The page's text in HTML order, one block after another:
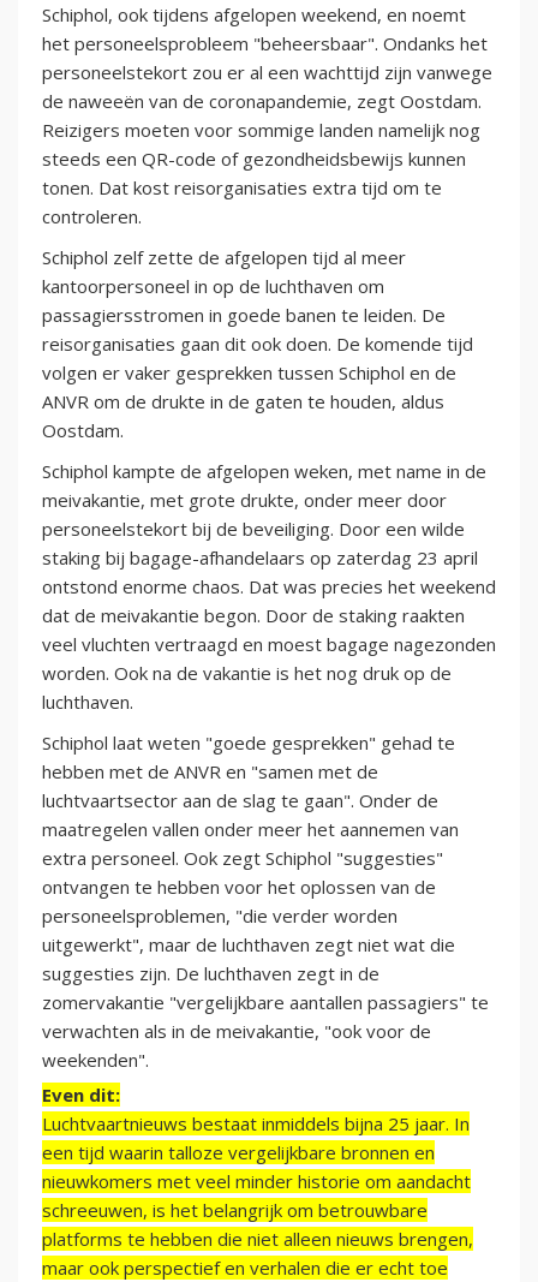
Schiphol, ook tijdens afgelopen weekend, en noemt
het personeelsprobleem "beheersbaar". Ondanks het
personeelstekort zou er al een wachttijd zijn vanwege
de naweeën van de coronapandemie, zegt Oostdam.
Reizigers moeten voor sommige landen namelijk nog
steeds een QR-code of gezondheidsbewijs kunnen
tonen. Dat kost reisorganisaties extra tijd om te
controleren.
Schiphol zelf zette de afgelopen tijd al meer
kantoorpersoneel in op de luchthaven om
passagiersstromen in goede banen te leiden. De
reisorganisaties gaan dit ook doen. De komende tijd
volgen er vaker gesprekken tussen Schiphol en de
ANVR om de drukte in de gaten te houden, aldus
Oostdam.
Schiphol kampte de afgelopen weken, met name in de
meivakantie, met grote drukte, onder meer door
personeelstekort bij de beveiliging. Door een wilde
staking bij bagage-afhandelaars op zaterdag 23 april
ontstond enorme chaos. Dat was precies het weekend
dat de meivakantie begon. Door de staking raakten
veel vluchten vertraagd en moest bagage nagezonden
worden. Ook na de vakantie is het nog druk op de
luchthaven.
Schiphol laat weten "goede gesprekken" gehad te
hebben met de ANVR en "samen met de
luchtvaartsector aan de slag te gaan". Onder de
maatregelen vallen onder meer het aannemen van
extra personeel. Ook zegt Schiphol "suggesties"
ontvangen te hebben voor het oplossen van de
personeelsproblemen, "die verder worden
uitgewerkt", maar de luchthaven zegt niet wat die
suggesties zijn. De luchthaven zegt in de
zomervakantie "vergelijkbare aantallen passagiers" te
verwachten als in de meivakantie, "ook voor de
weekenden".
Even dit:
Luchtvaartnieuws bestaat inmiddels bijna 25 jaar. In
een tijd waarin talloze vergelijkbare bronnen en
nieuwkomers met veel minder historie om aandacht
schreeuwen, is het belangrijk om betrouwbare
platforms te hebben die niet alleen nieuws brengen,
maar ook perspectief en verhalen die er echt toe